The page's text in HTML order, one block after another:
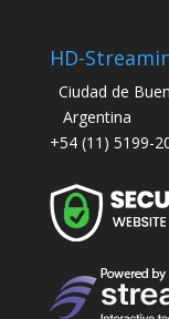
HD-
Ciudad de
Argentina
+54 (11) 5199-